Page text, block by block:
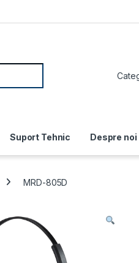
Suport Tehnic Despre noi
MRD-805D